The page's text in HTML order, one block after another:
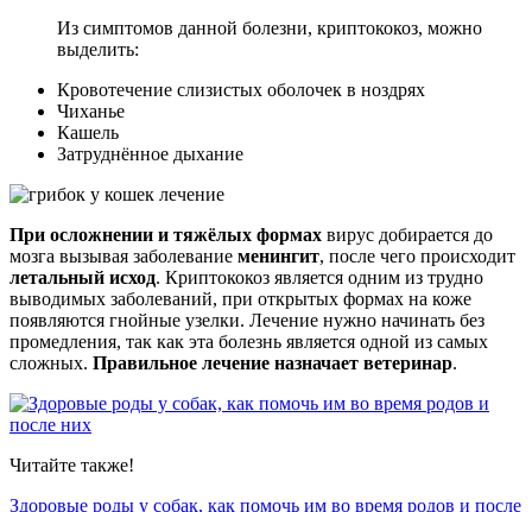
Из симптомов данной болезни, криптококоз, можно
выделить:
Кровотечение слизистых оболочек в ноздрях
Чиханье
Кашель
Затруднённое дыхание
При осложнении и тяжёлых формах вирус добирается до
мозга вызывая заболевание менингит, после чего происходит
летальный исход. Криптококоз является одним из трудно
выводимых заболеваний, при открытых формах на коже
появляются гнойные узелки. Лечение нужно начинать без
промедления, так как эта болезнь является одной из самых
сложных. Правильное лечение назначает ветеринар.
Читайте также!
Здоровые роды у собак, как помочь им во время родов и после